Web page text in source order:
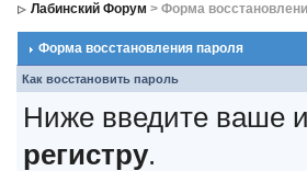
Лабинский Форум > Форма
Форма восстановления пароля
Как восстановить пароль
Ниже введите ваше
регистру.